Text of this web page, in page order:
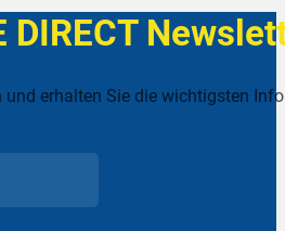
DIRECT
und erhalten Sie die wichtigsten